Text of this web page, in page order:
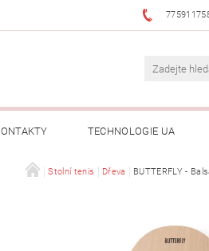
TECHNOLOGIE UA
Stolní tenis Dřeva BUTTERFLY -